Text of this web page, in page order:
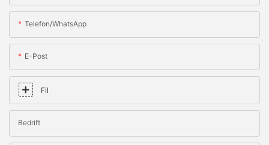
Telefon/whatsApp
E-Post
Fil
Bedrift